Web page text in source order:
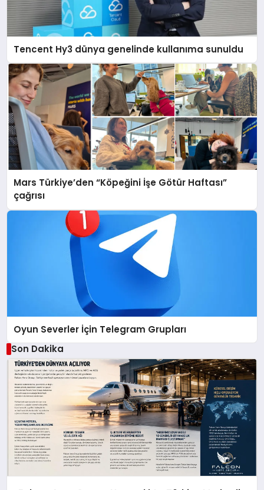
Tencent Hy3 dünya genelinde kullanıma sunuldu
Mars Türkiye’den “Köpeğini İşe Götür Haftası”
çağrısı
Oyun Severler İçin Telegram Grupları
Son Dakika